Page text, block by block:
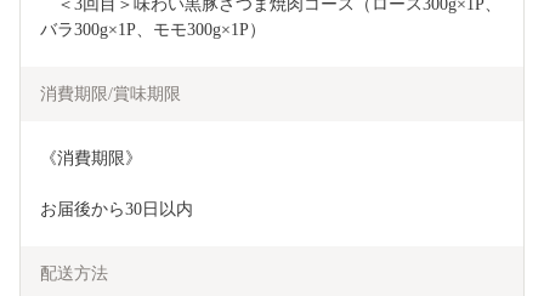
＜3回目＞味わい黒豚さつま焼肉コース（ロース300g×1P、
バラ300g×1P、モモ300g×1P）
消費期限/賞味期限
《消費期限》
お届後から30日以内
配送方法